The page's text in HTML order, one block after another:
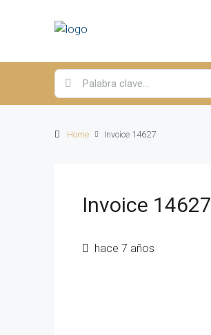
Home Invoice 14627
Invoice 14627
hace 7 años